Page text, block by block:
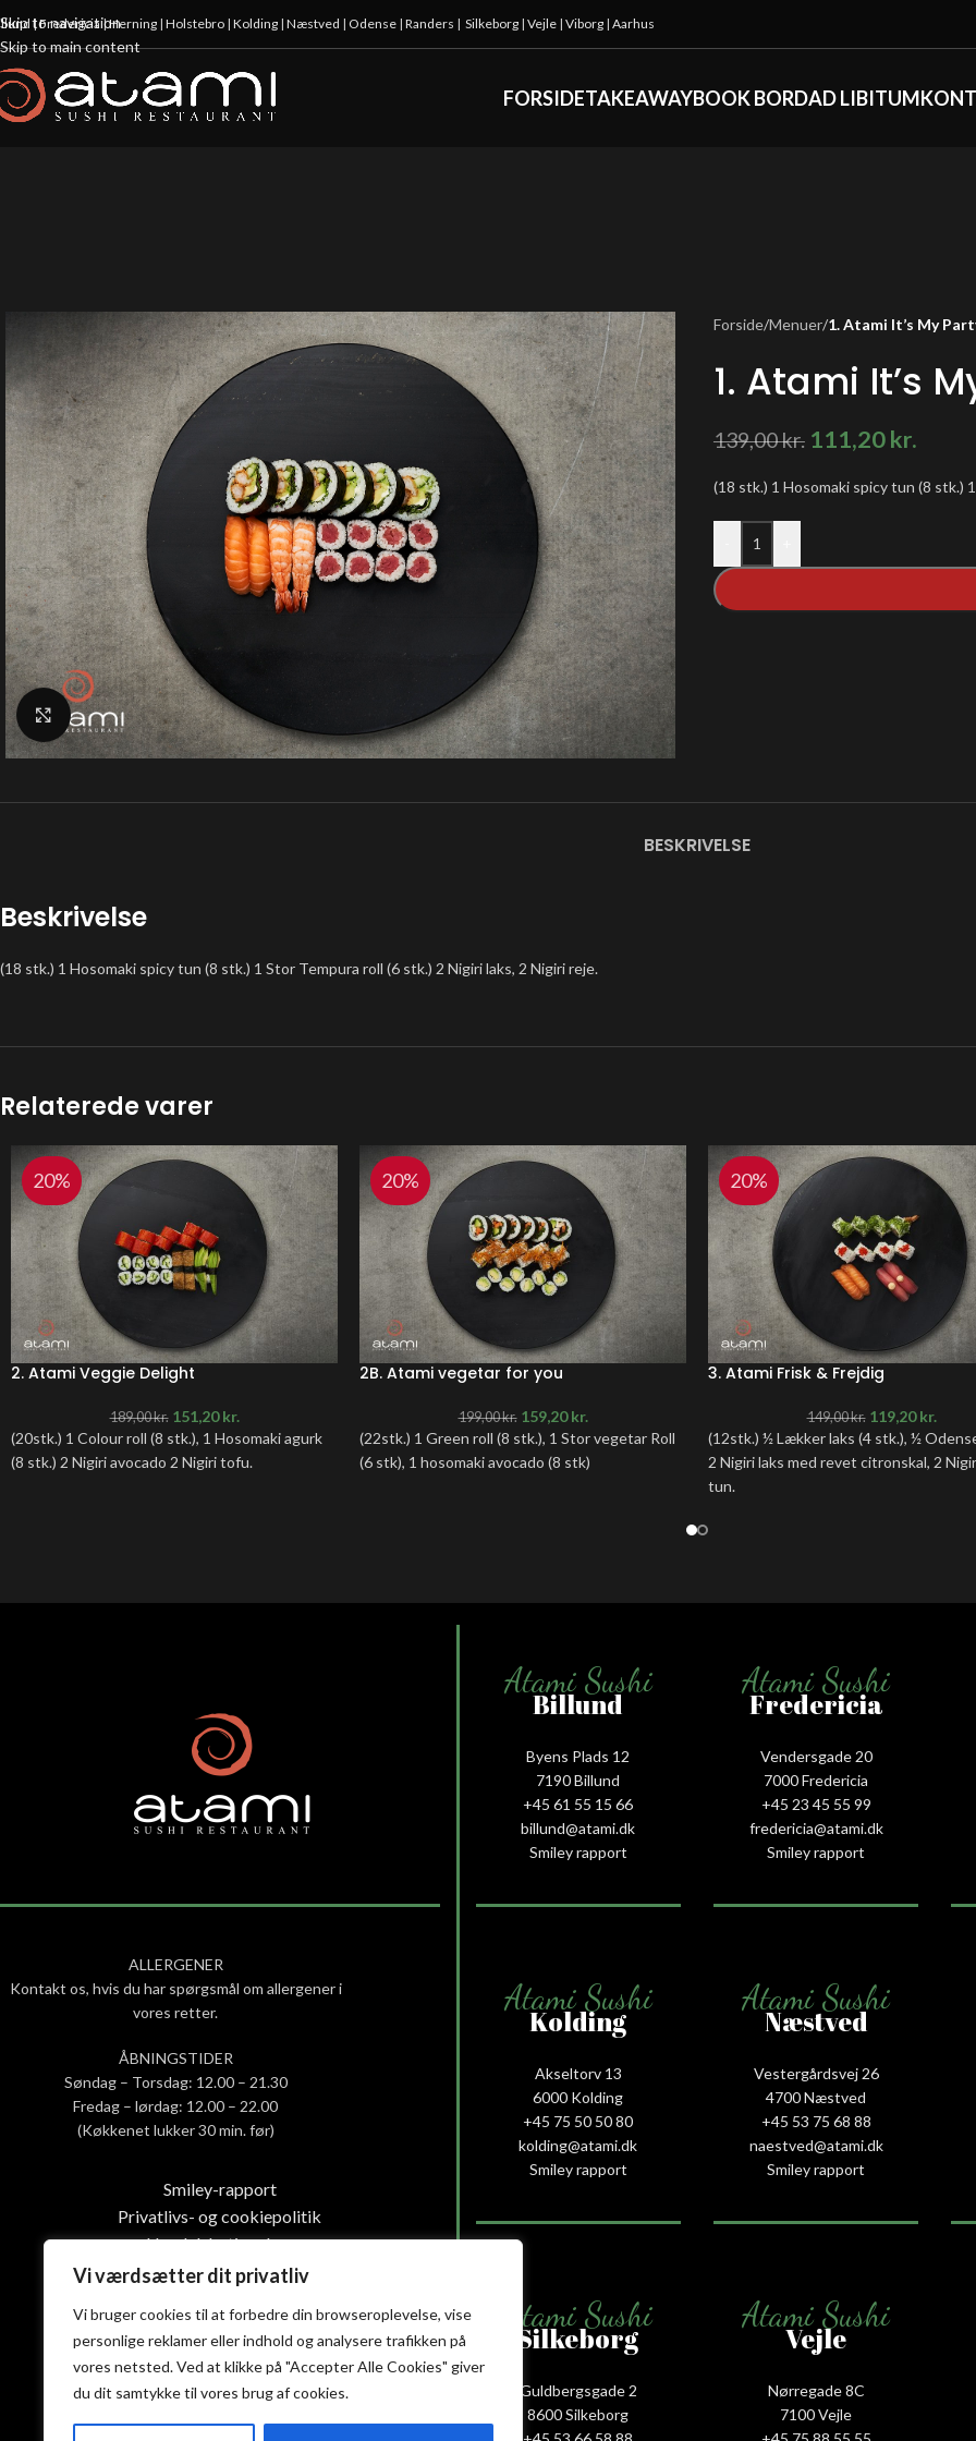
Vi værdsætter dit privatliv
Vi bruger cookies til at forbedre din browseroplevelse, vise
personlige reklamer eller indhold og analysere trafikken på
vores netsted. Ved at klikke på "Accepter Alle Cookies" giver
du dit samtykke til vores brug af cookies.
Skip to navigation
Skip to main content
|Fredericia|Herning | Holstebro | Kolding | Næstved | Odense | Randers | Silkeborg | Vejle | Viborg | Aarhus
FORSIDETAKEAWAYBOOK BORDAD LIBITUM
Klik for at forstørre
Forside/Menuer/1. Atami It’s My
1. Atami It’s
139,00kr. 111,20kr.
(18 stk.) 1 Hosomaki spicy tun (8 stk.)
BESKRIVELSE
Beskrivelse
(18 stk.) 1 Hosomaki spicy tun (8 stk.) 1 Stor Tempura roll (6 stk.) 2 Nigiri laks, 2 Nigiri reje.
Relaterede varer
20%
2. Atami Veggie Delight
189,00kr. 151,20kr.
(20stk.) 1 Colour roll (8 stk.), 1 Hosomaki agurk
(8 stk.) 2 Nigiri avocado 2 Nigiri tofu.
20%
2B. Atami vegetar for you
199,00kr. 159,20kr.
(22stk.) 1 Green roll (8 stk.), 1 Stor vegetar Roll
(6 stk), 1 hosomaki avocado (8 stk)
20%
3. Atami Frisk & Frejdig
149,00kr. 119,20kr.
(12stk.) ½ Lækker laks (4 stk.), ½
2 Nigiri laks med revet citronskal, 2
tun.
ALLERGENER
Kontakt os, hvis du har spørgsmål om allergener i
vores retter.
ÅBNINGSTIDER
Søndag – Torsdag: 12.00 – 21.30
Fredag – lørdag: 12.00 – 22.00
(Køkkenet lukker 30 min. før)
Smiley-rapport
Privatlivs- og cookiepolitik
Handelsbetingelser
Atami Sushi
Billund
Byens Plads 12
7190 Billund
+45 61 55 15 66‬
billund@atami.dk
Smiley rapport
Atami Sushi
Fredericia
Vendersgade 20
7000 Fredericia
+45 23 45 55 99
fredericia@atami.dk
Smiley rapport
Atami Sushi
Kolding
Akseltorv 13
6000 Kolding
+45 75 50 50 80
kolding@atami.dk
Smiley rapport
Atami Sushi
Næstved
Vestergårdsvej 26
4700 Næstved
+45 53 75 68 88
naestved@atami.dk
Smiley rapport
Atami Sushi
Silkeborg
Guldbergsgade 2
8600 Silkeborg
Atami Sushi
Vejle
Nørregade 8C
7100 Vejle